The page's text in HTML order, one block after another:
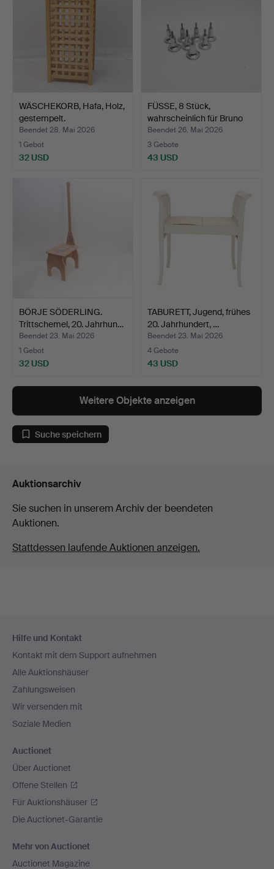
WÄSCHEKORB, Hafa, Holz,
gestempelt.
Beendet 28. Mai 2026
1 Gebot
32 USD
FÜSSE, 8 Stück,
wahrscheinlich für Bruno
M…
Beendet 26. Mai 2026
3 Gebote
43 USD
BÖRJE SÖDERLING.
Trittschemel, 20. Jahrhun…
Beendet 23. Mai 2026
1 Gebot
32 USD
TABURETT, Jugend, frühes
20. Jahrhundert, …
Beendet 23. Mai 2026
4 Gebote
43 USD
Weitere Objekte anzeigen
Suche speichern
Auktionsarchiv
Sie suchen in unserem Archiv der beendeten
Auktionen.
Stattdessen laufende Auktionen anzeigen.
Navigation
Hilfe und Kontakt
Kontakt mit dem Support aufnehmen
Alle Auktionshäuser
Zahlungsweisen
Wir versenden mit
Soziale Medien
Auctionet
Über Auctionet
Offene Stellen
Für Auktionshäuser
Die Auctionet-Garantie
Mehr von Auctionet
Auctionet Magazine